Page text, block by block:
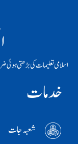
اسلامی تعلیمات کی بڑھتی ہوئی
خدمات
شعبہ جات